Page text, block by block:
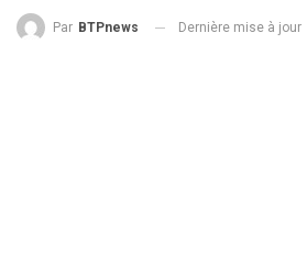
Par BTPnews Dernière mise à jour